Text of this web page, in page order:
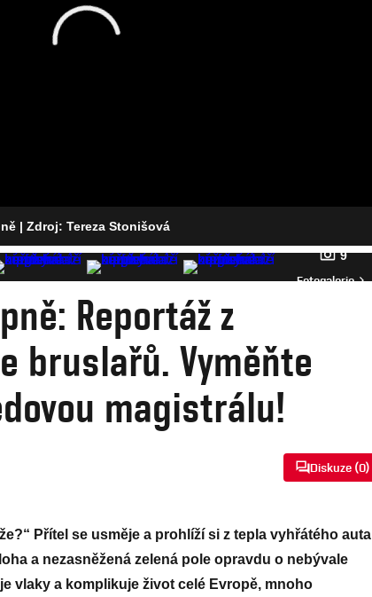
| Zdroj: Tereza Stonišová
9
Fotogalerie
Reportáž z
bruslařů. Vyměňte
magistrálu!
Diskuze (0)
Přítel se usměje a prohlíží si z tepla vyhřátého auta
a nezasněžená zelená pole opravdu o nebývale
vlaky a komplikuje život celé Evropě, mnoho